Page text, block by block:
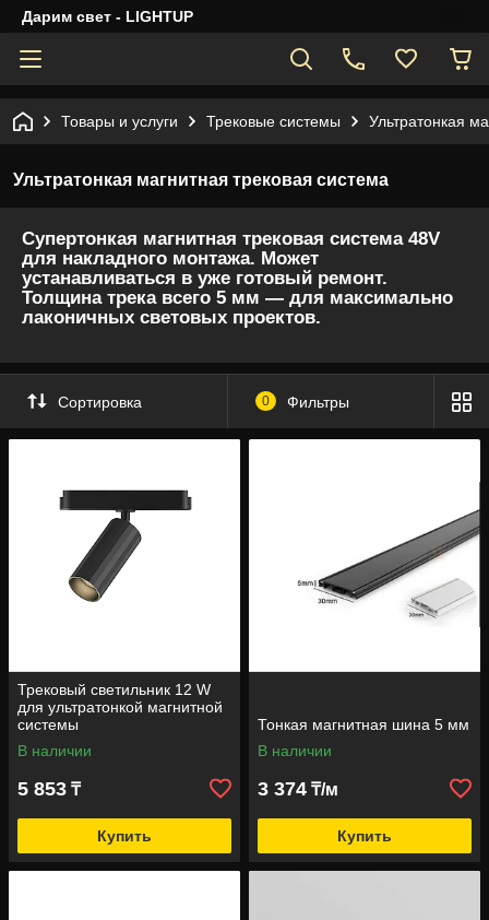
Дарим свет - LIGHTUP
Товары и услуги Трековые системы Ультратонкая
Ультратонкая магнитная трековая система
Супертонкая магнитная трековая система 48V
для накладного монтажа. Может
устанавливаться в уже готовый ремонт.
Толщина трека всего 5 мм — для максимально
лаконичных световых проектов.
Сортировка 0 Фильтры
Трековый светильник 12 W
для ультратонкой магнитной
системы
В наличии
5 853 ₸
Купить
Тонкая магнитная шина 5 мм
В наличии
3 374 ₸/м
Купить